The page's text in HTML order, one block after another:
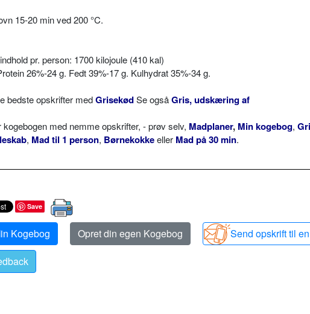
15-20 min ved 200 °C.
pr. person: 1700 kilojoule (410 kal)
26%-24 g. Fedt 39%-17 g. Kulhydrat 35%-34 g.
bedste opskrifter medGrisekødSe ogsåGris, udskæring af
kogebogen med nemme opskrifter, - prøv selv, Madplaner, Min kogebog,
, Mad til 1 person, Børnekokkeeller Mad på 30 min.
Save
Kogebog Opret din egen Kogebog
Send opskrift til